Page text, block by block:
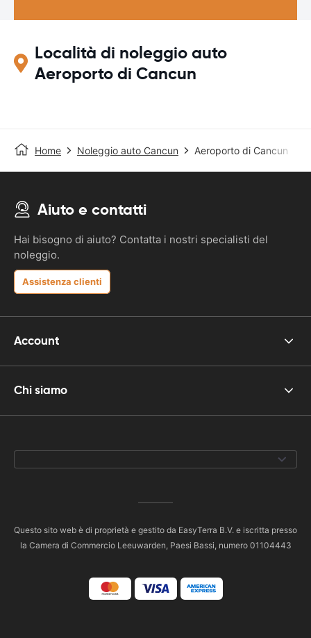
Località di noleggio auto
Aeroporto di Cancun
Home Noleggio auto Cancun Aeroporto di Cancun
Aiuto e contatti
Hai bisogno di aiuto? Contatta i nostri specialisti del
noleggio.
Assistenza clienti
Account
Chi siamo
Questo sito web è di proprietà e gestito da EasyTerra B.V. e iscritta presso
la Camera di Commercio Leeuwarden, Paesi Bassi, numero 01104443